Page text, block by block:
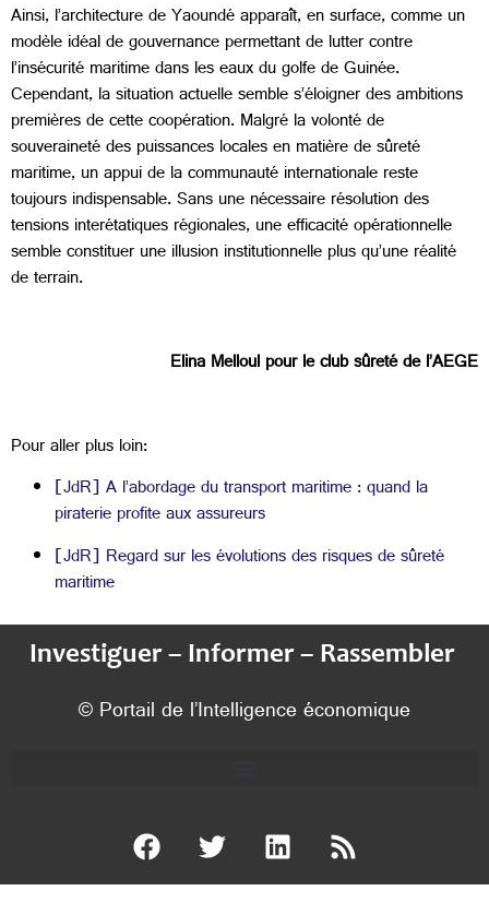
Ainsi, l’architecture de Yaoundé apparaît, en surface, comme un
modèle idéal de gouvernance permettant de lutter contre
l’insécurité maritime dans les eaux du golfe de Guinée.
Cependant, la situation actuelle semble s’éloigner des ambitions
premières de cette coopération. Malgré la volonté de
souveraineté des puissances locales en matière de sûreté
maritime, un appui de la communauté internationale reste
toujours indispensable. Sans une nécessaire résolution des
tensions interétatiques régionales, une efficacité opérationnelle
semble constituer une illusion institutionnelle plus qu’une réalité
de terrain.
Elina Melloul pour le club sûreté de l’AEGE
Pour aller plus loin:
[JdR] A l’abordage du transport maritime : quand la
piraterie profite aux assureurs
[JdR] Regard sur les évolutions des risques de sûreté
maritime
Investiguer – Informer – Rassembler
© Portail de l’Intelligence économique